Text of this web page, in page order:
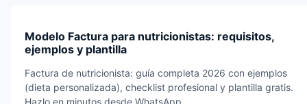
Modelo Factura para nutricionistas: requisitos,
ejemplos y plantilla
Factura de nutricionista: guía completa 2026 con ejemplos
(dieta personalizada), checklist profesional y plantilla gratis.
Hazlo en minutos desde WhatsApp.